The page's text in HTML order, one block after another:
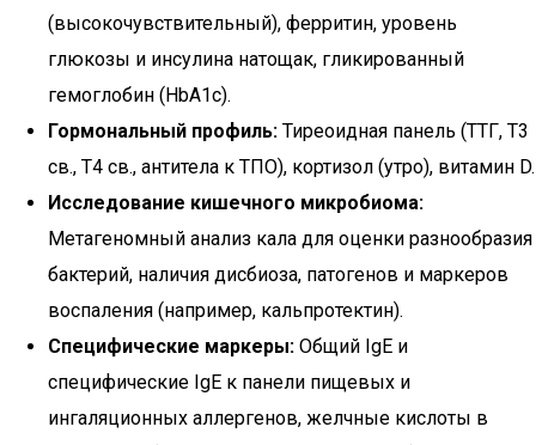
(высокочувствительный), ферритин, уровень
глюкозы и инсулина натощак, гликированный
гемоглобин (HbA1c).
Гормональный профиль: Тиреоидная панель (ТТГ, Т3
св., Т4 св., антитела к ТПО), кортизол (утро), витамин D.
Исследование кишечного микробиома:
Метагеномный анализ кала для оценки разнообразия
бактерий, наличия дисбиоза, патогенов и маркеров
воспаления (например, кальпротектин).
Специфические маркеры: Общий IgE и
специфические IgE к панели пищевых и
ингаляционных аллергенов, желчные кислоты в